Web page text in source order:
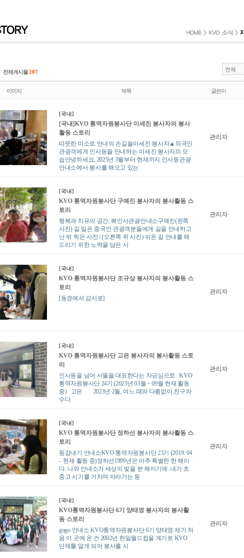
전체게시물207 전체
이미지 제목 글쓴이
[국내]
[국내]KVO 통역자원봉사단 이세진 봉사자의 봉사
활동 스토리
따뜻한 미소로 안내의 손길을이세진 봉사자▲외국인
관광객에게 인사동을 안내하는 이세진 봉사자의 모
습안녕하세요, 2025년 3월부터 현재까지 인사동관광
안내소에서 봉사를 해오고 있는
관리자
[국내]
KVO 통역자원봉사단 구예진 봉사자의 봉사활동 스
토리
행복과 치유의 공간, 북인사관광안내소구예진(왼쪽
사진) 길 잃은 중국인 관광객분들에게 길을 안내하고
난 뒤 찍은 사진 / (오른쪽 위 사진) 쉬운 길 안내를 해
드리기 위한 노력을 담은 사
관리자
[국내]
KVO 통역자원봉사단 조규상 봉사자의 봉사활동 스
토리
[동경에서 감사로]
관리자
[국내]
KVO 통역자원봉사단 고은 봉사자의 봉사활동 스토
리
인사동을 넘어 서울을 대표한다는 자긍심으로 KVO
통역자원봉사단 24기 (2023년 03월 ~ 09월 현재 활동
중) 고은 2023년 2월, 여느 때와 다름없이 친구와
수다
관리자
[국내]
KVO 통역자원봉사단 정하선 봉사자의 봉사활동 스
토리
동갑내기 안내소KVO 통역자원봉사단 23기 (2019. 04
– 현재 활동 중)정하선1999년은 아주 특별한 한 해이
다. 나와 안내소가 세상의 빛을 본 해이기에. 내가 초
중고 시기를 거치며 자라가는 동
관리자
[국내]
KVO통역자원봉사단 6기 양태영 봉사자의 봉사활
동 스토리
gogo 안내소 KVO통역자원봉사단 6기 양태영 제가 처
음 이 곳에 온 건 2002년 한일월드컵을 계기로 KVO
단체를 알게 되어 봉사를 시
관리자